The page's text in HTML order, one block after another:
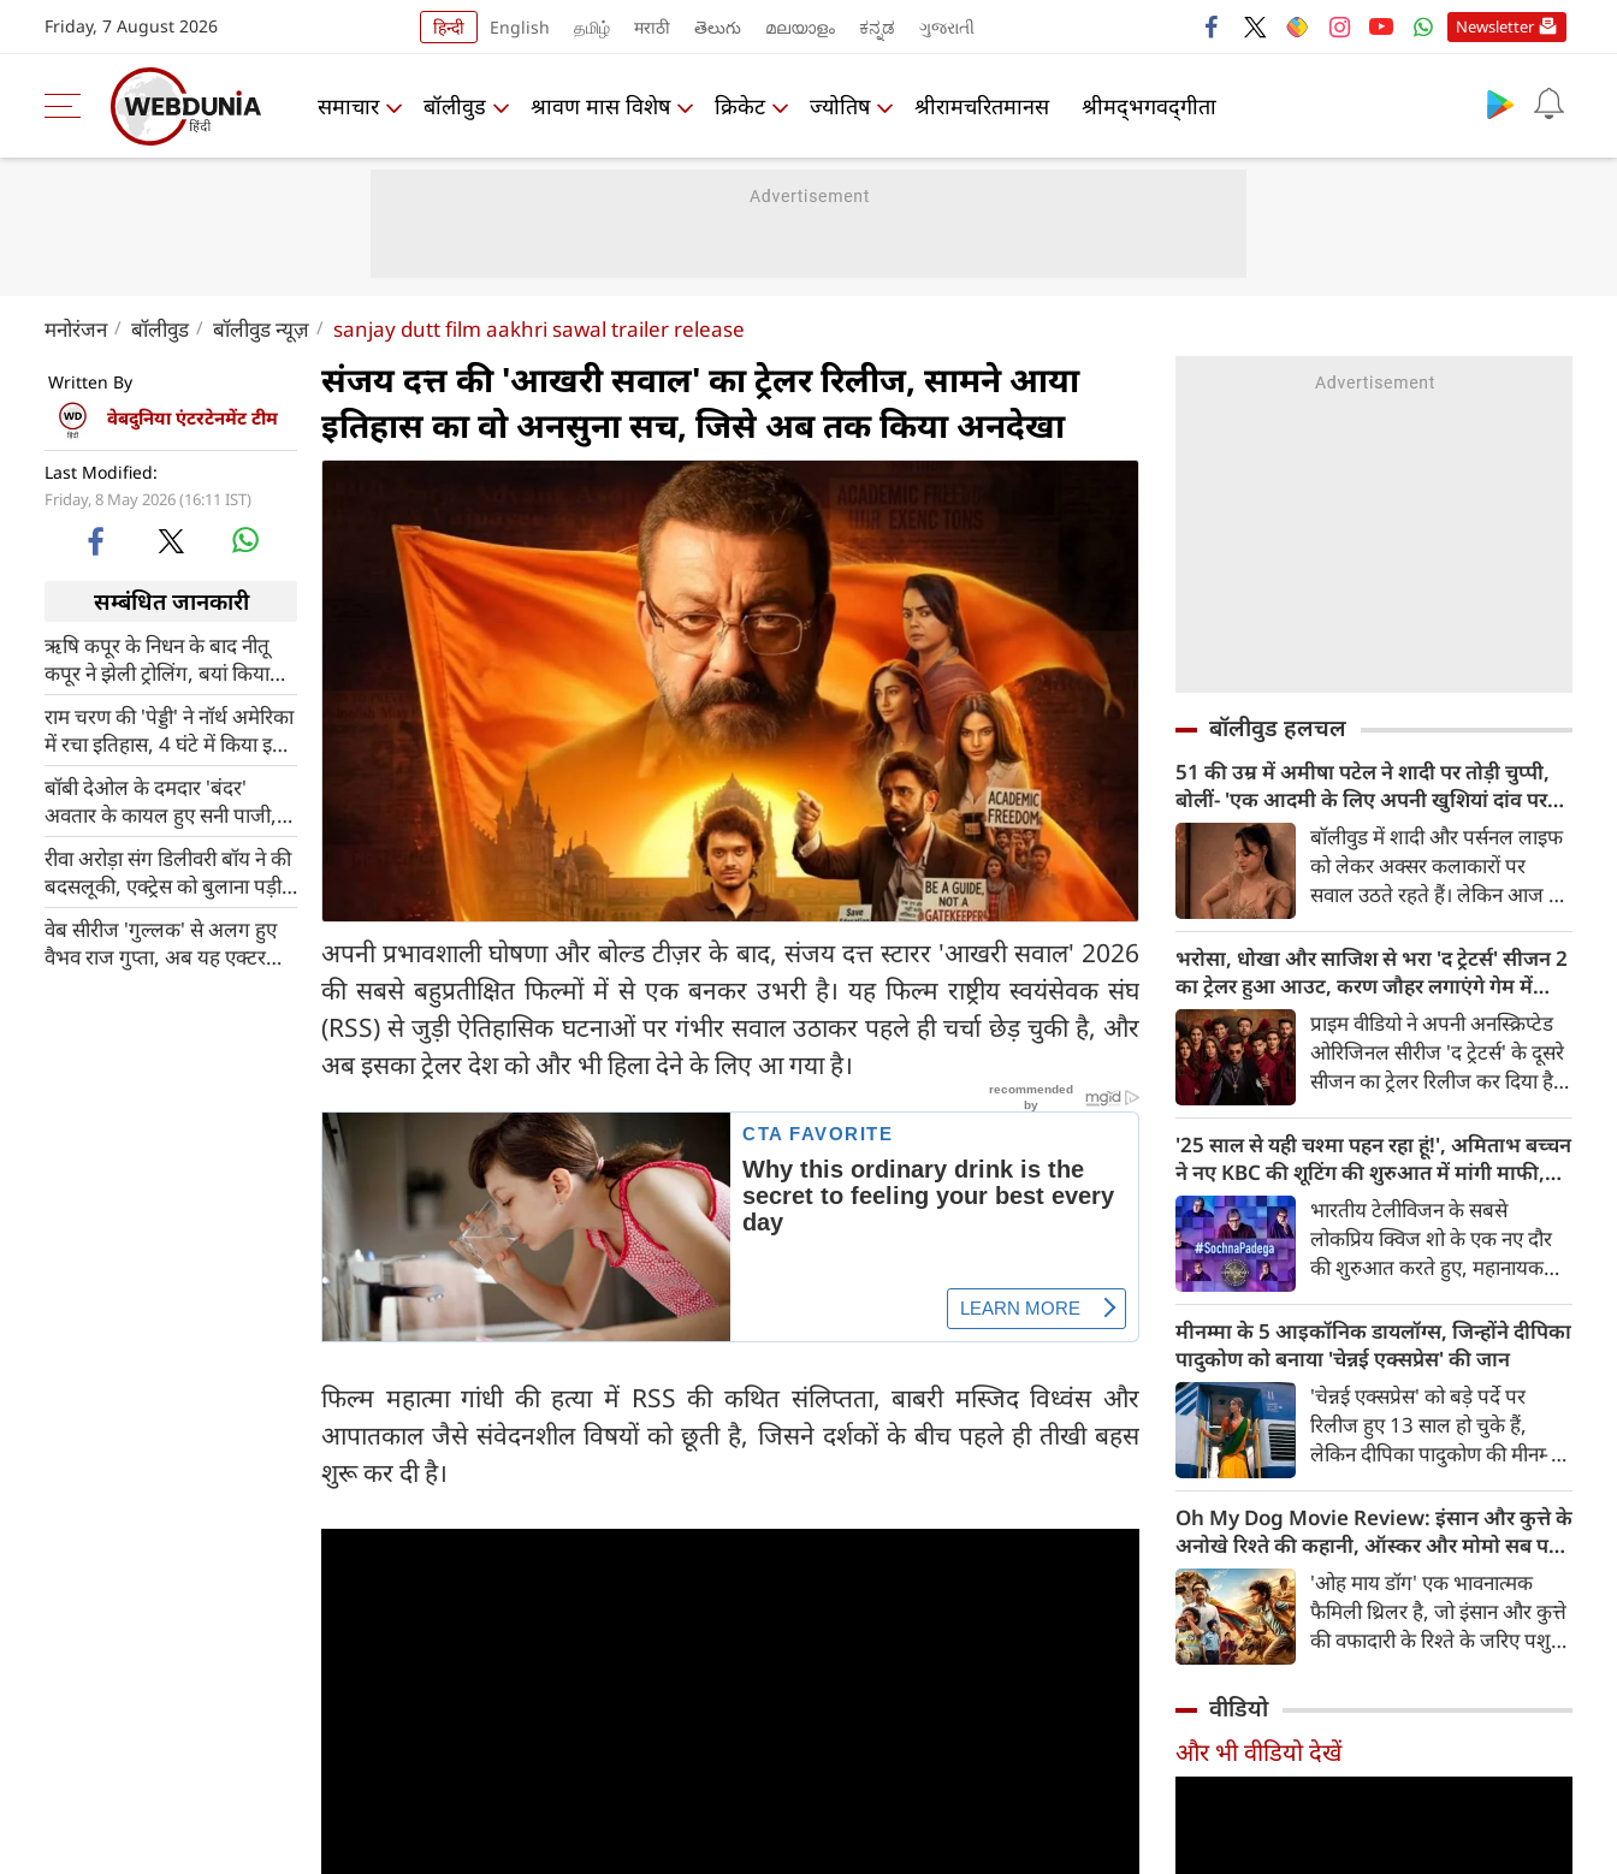
Friday, 7 August 2026 हिन्दी English தமிழ் मराठी తెలుగు മലയാളം ಕನ್ನಡ ગુજરાતી Newsletter
समाचार बॉलीवुड श्रावण मास विशेष क्रिकेट ज्योतिष श्रीरामचरितमानस श्रीमद्‍भगवद्‍गीता
मनोरंजन बॉलीवुड बॉलीवुड न्यूज़ sanjay dutt film aakhri sawal trailer release
Written By
वेबदुनिया एंटरटेनमेंट टीम
Last Modified:
Friday, 8 May 2026 (16:11 IST)
सम्बंधित जानकारी
ऋषि कपूर के निधन के बाद नीतू
कपूर ने झेली ट्रोलिंग, बयां किया
मुश्किल दौर और वापसी का सच
राम चरण की 'पेड्डी' ने नॉर्थ अमेरिका
में रचा इतिहास, 4 घंटे में किया इतने
डॉलर का प्री-सेल्स
बॉबी देओल के दमदार 'बंदर'
अवतार के कायल हुए सनी पाजी,
कही दिल की बात
रीवा अरोड़ा संग डिलीवरी बॉय ने की
बदसलूकी, एक्ट्रेस को बुलाना पड़ी
पुलिस
वेब सीरीज 'गुल्लक' से अलग हुए
वैभव राज गुप्ता, अब यह एक्टर
संजय दत्त की 'आखरी सवाल' का ट्रेलर रिलीज, सामने आया
इतिहास का वो अनसुना सच, जिसे अब तक किया अनदेखा
अपनी प्रभावशाली घोषणा और बोल्ड टीज़र के बाद, संजय दत्त स्टारर 'आखरी सवाल' 2026
की सबसे बहुप्रतीक्षित फिल्मों में से एक बनकर उभरी है। यह फिल्म राष्ट्रीय स्वयंसेवक संघ
(RSS) से जुड़ी ऐतिहासिक घटनाओं पर गंभीर सवाल उठाकर पहले ही चर्चा छेड़ चुकी है, और
अब इसका ट्रेलर देश को और भी हिला देने के लिए आ गया है।
​फिल्म महात्मा गांधी की हत्या में RSS की कथित संलिप्तता, बाबरी मस्जिद विध्वंस और
आपातकाल जैसे संवेदनशील विषयों को छूती है, जिसने दर्शकों के बीच पहले ही तीखी बहस
शुरू कर दी है।
बॉलीवुड हलचल
51 की उम्र में अमीषा पटेल ने शादी पर तोड़ी चुप्पी,
बोलीं- 'एक आदमी के लिए अपनी खुशियां दांव पर
नहीं लगा सकती' बॉलीवुड में शादी और पर्सनल लाइफ
को लेकर अक्सर कलाकारों पर
सवाल उठते रहते हैं। लेकिन आज के
बिना किसी झिझक के अपनी शर्तों पर
जिंदगी जी रहे हैं। सलमान खान, तबू
और सुष्मिता सेन जैसी हस्तियों के
बाद अब 'गदर' फेम अभिनेत्री अमीषा
पटेल ने भी अपने सिंगल स्टेटस पर
ऐसी बात कही है, जो सोशल मीडिया
पर चर्चा का विषय बन गई है।
भरोसा, धोखा और साजिश से भरा 'द ट्रेटर्स' सीजन 2
का ट्रेलर हुआ आउट, करण जौहर लगाएंगे गेम में
तड़का
प्राइम वीडियो ने अपनी अनस्क्रिप्टेड
ओरिजिनल सीरीज 'द ट्रेटर्स' के दूसरे
सीजन का ट्रेलर रिलीज कर दिया है।
शानदार लोकेशन पर सेट इस नए
सीजन में करण जौहर एक बार फिर
इस रियलिटी सीरीज के मास्टरमाइंड
के तौर पर वापसी कर रहे हैं, जहां
भरोसा एक लग्जरी है, धोखा एक
रणनीति है और हर कदम पर
विश्वासघात का खतरा मंडरा रहा है।
'25 साल से यही चश्मा पहन रहा हूं!', अमिताभ बच्चन
ने नए KBC की शूटिंग की शुरुआत में मांगी माफी,
चश्मे को लेकर किया मजेदार खुलासा
भारतीय टेलीविजन के सबसे
लोकप्रिय क्विज शो के एक नए दौर
की शुरुआत करते हुए, महानायक
थीम वाले 'कौन बनेगा करोड़पति' के
शूटिंग के पहले दिन दर्शकों का
स्वागत किया। उन्होंने अपनी
चिरपरिचित गर्मजोशी, सादगी और
दिल खोलकर मुस्कुराने वाली
ईमानदारी के साथ सबका दिल जीत
लिया।
मीनम्मा के 5 आइकॉनिक डायलॉग्स, जिन्होंने दीपिका
पादुकोण को बनाया 'चेन्नई एक्सप्रेस' की जान
'चेन्नई एक्सप्रेस' को बड़े पर्दे पर
रिलीज हुए 13 साल हो चुके हैं,
लेकिन दीपिका पादुकोण की मीनम्मा
पसंदीदा किरदारों में से एक हैं। उनके
खास एक्सेंट, शानदार कॉमिक
टाइमिंग, इमोशनल अंदाज और
मजेदार पर्सनैलिटी ने मीनम्मा को
रिलीज के साथ ही फैंस का फेवरेट
बना दिया था।
Oh My Dog Movie Review: इंसान और कुत्ते के
अनोखे रिश्ते की कहानी, ऑस्कर और मोमो सब पर
भारी
'ओह माय डॉग' एक भावनात्मक
फैमिली थ्रिलर है, जो इंसान और कुत्ते
की वफादारी के रिश्ते के जरिए पशु
अभिनय और दोनों डॉग्स की शानदार
परफॉर्मेंस फिल्म की सबसे बड़ी
वीडियो
और भी वीडियो देखें